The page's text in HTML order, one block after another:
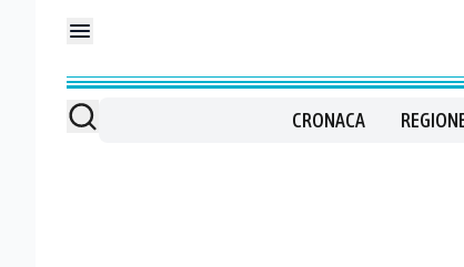
CRONACA